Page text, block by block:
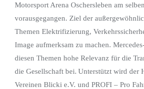
Motorsport Arena Oschersleben am
vorausgegangen. Ziel der
Themen Elektrifizierung,
Image aufmerksam zu machen.
diesen Themen hohe Relevanz für die
die Gesellschaft bei. Unterstützt wird der
Vereinen Blicki e.V. und PROFI – Pro